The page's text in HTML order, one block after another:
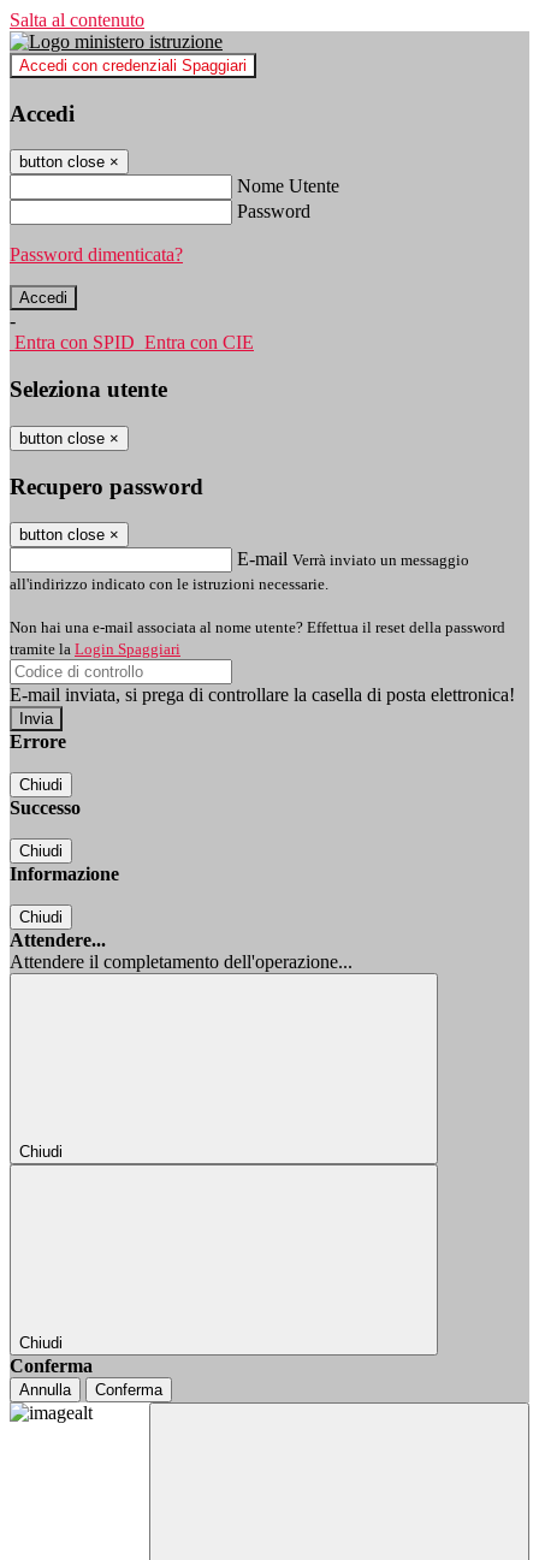
Salta al contenuto
Accedi con credenziali Spaggiari
Accedi
button close ×
Nome Utente
Password
Password dimenticata?
-
Entra con SPID Entra con CIE
Seleziona utente
button close ×
Recupero password
button close ×
E-mail Verrà inviato un messaggio
all'indirizzo indicato con le istruzioni necessarie.
Non hai una e-mail associata al nome utente? Effettua il reset della password
tramite la Login Spaggiari
E-mail inviata, si prega di controllare la casella di posta elettronica!
Errore
Chiudi
Successo
Chiudi
Informazione
Chiudi
Attendere...
Attendere il completamento dell'operazione...
Chiudi
Chiudi
Conferma
Annulla Conferma